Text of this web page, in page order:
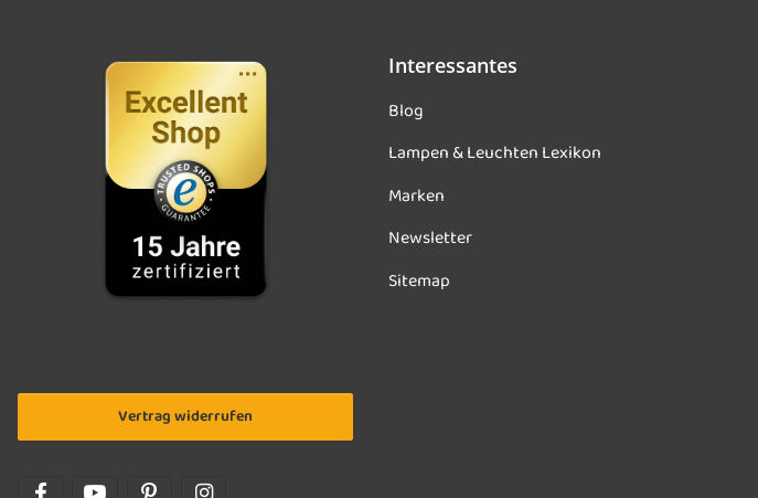
Interessantes
Blog
Lampen & Leuchten Lexikon
Marken
Newsletter
Sitemap
Vertrag widerrufen